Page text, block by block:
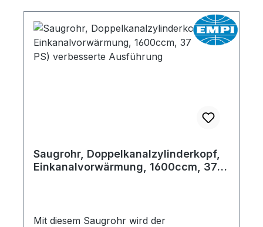
Saugrohr, Doppelkanalzylinderkopf,
Einkanalvorwärmung, 1600ccm, 37
Mit diesem Saugrohr wird der